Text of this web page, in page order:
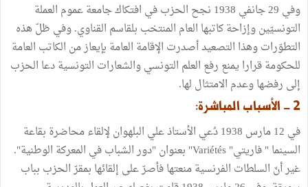
وفي 29 جانفي 1938 نجح الحزب في افتكاك جامعة عموم العملة
التونسيّين وإزاحة كاتبها العام المنتخب بلقاسم القناوي. وفي ظلّ هذه
التطوّرات وهذا التصعيد أصدرت الإقامة العامة بإيعاز من الكاتب العامة
للحكومة قرارا يمنع رفع العلم التونسي والشعارات التونسية دعا الحزب
إلى رفضها وعدم الامتثال لها.
2 - الأسباب المباشرة:
في 12 مارس 1938 دُعي الأستاذ علي البلهوان لإلقاء محاضرة بقاعة
السينما " فاريتي" Variétés" بعنوان "دور الشباب في المعركة الوطنية".
غير أنّ السلطات الفرنسية منعتها فأصرّ على إلقائها بمقرّ الحزب بباب